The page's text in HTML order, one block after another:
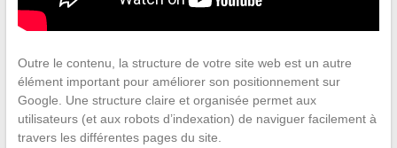
Outre le contenu, la structure de votre site web est un autre
élément important pour améliorer son positionnement sur
Google. Une structure claire et organisée permet aux
utilisateurs (et aux robots d’indexation) de naviguer facilement à
travers les différentes pages du site.